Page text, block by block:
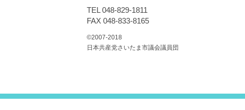
TEL 048-829-1811
FAX 048-833-8165
©2007-2018
日本共産党さいたま市議会議員団